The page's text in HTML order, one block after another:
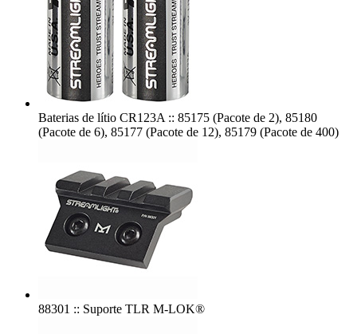
Baterias de lítio CR123A :: 85175 (Pacote de 2), 85180
(Pacote de 6), 85177 (Pacote de 12), 85179 (Pacote de 400)
88301 :: Suporte TLR M-LOK®